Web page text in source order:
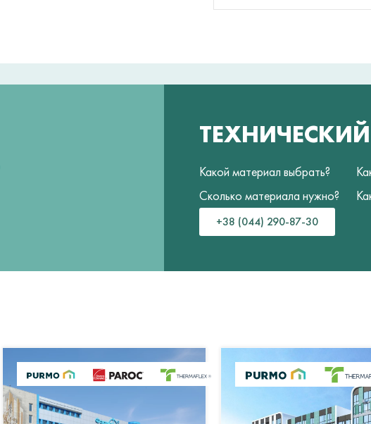
Какой материал выбрать?
Сколько материала нужно?
+38 (044) 290-87-30